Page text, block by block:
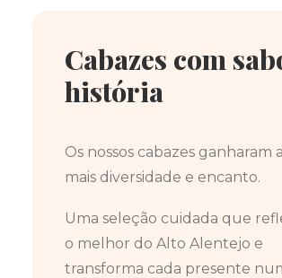
Cabazes com
história
Os nossos cabazes ganharam
mais diversidade e encanto.
Uma seleção cuidada que
o melhor do Alto Alentejo e
transforma cada presente